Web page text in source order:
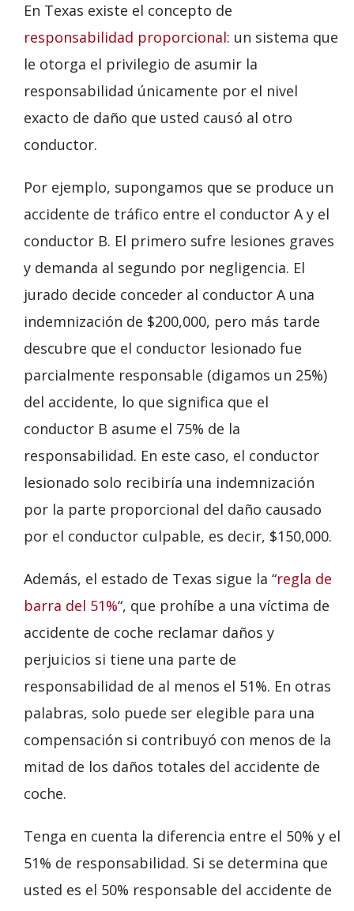
En Texas existe el concepto de
responsabilidad proporcional: un sistema que
le otorga el privilegio de asumir la
responsabilidad únicamente por el nivel
exacto de daño que usted causó al otro
conductor.
Por ejemplo, supongamos que se produce un
accidente de tráfico entre el conductor A y el
conductor B. El primero sufre lesiones graves
y demanda al segundo por negligencia. El
jurado decide conceder al conductor A una
indemnización de $200,000, pero más tarde
descubre que el conductor lesionado fue
parcialmente responsable (digamos un 25%)
del accidente, lo que significa que el
conductor B asume el 75% de la
responsabilidad. En este caso, el conductor
lesionado solo recibiría una indemnización
por la parte proporcional del daño causado
por el conductor culpable, es decir, $150,000.
Además, el estado de Texas sigue la “regla de
barra del 51%“, que prohíbe a una víctima de
accidente de coche reclamar daños y
perjuicios si tiene una parte de
responsabilidad de al menos el 51%. En otras
palabras, solo puede ser elegible para una
compensación si contribuyó con menos de la
mitad de los daños totales del accidente de
coche.
Tenga en cuenta la diferencia entre el 50% y el
51% de responsabilidad. Si se determina que
usted es el 50% responsable del accidente de